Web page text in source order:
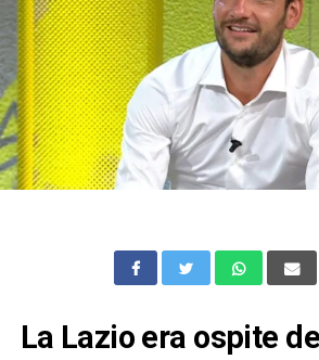
La Lazio era ospite